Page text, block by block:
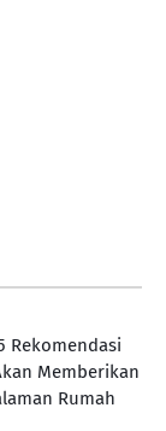
Rekomendasi
Memberikan
Rumah